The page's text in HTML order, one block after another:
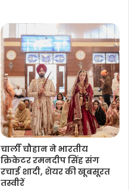
चार्ली चौहान ने भारतीय
क्रिकेटर रमनदीप सिंह संग
रचाई शादी, शेयर की खूबसूरत
तस्वीरें